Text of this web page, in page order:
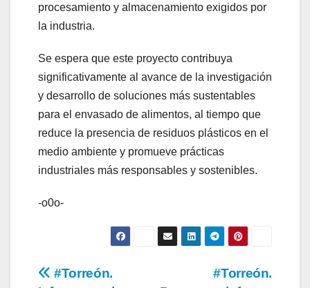
procesamiento y almacenamiento exigidos por
la industria.
Se espera que este proyecto contribuya
significativamente al avance de la investigación
y desarrollo de soluciones más sustentables
para el envasado de alimentos, al tiempo que
reduce la presencia de residuos plásticos en el
medio ambiente y promueve prácticas
industriales más responsables y sostenibles.
-o0o-
Navegación
#Torreón.
#Torreón.